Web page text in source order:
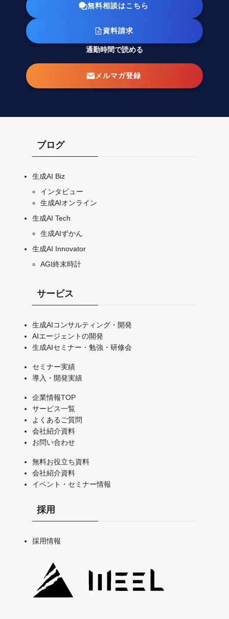
無料相談はこちら
資料請求
通勤時間で読める
メルマガ登録
ブログ
生成AI Biz
インタビュー
生成AIオンライン
生成AI Tech
生成AIずかん
生成AI Innovator
AGI終末時計
サービス
生成AIコンサルティング・開発
AIエージェントの開発
生成AIセミナー・勉強・研修会
セミナー実績
導入・開発実績
企業情報TOP
サービス一覧
よくあるご質問
会社紹介資料
お問い合わせ
無料お役立ち資料
会社紹介資料
イベント・セミナー情報
採用
採用情報